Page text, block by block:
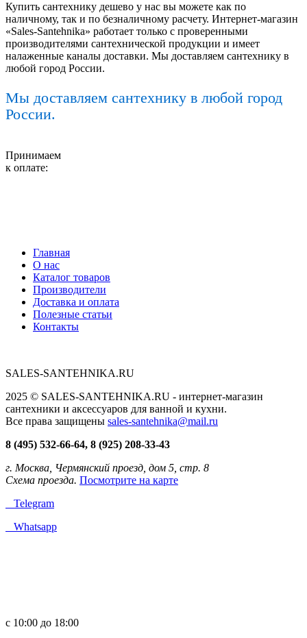
Купить сантехнику дешево у нас вы можете как по
наличному, так и по безналичному расчету. Интернет-магазин
«Sales-Santehnika» работает только с проверенными
производителями сантехнической продукции и имеет
налаженные каналы доставки. Мы доставляем сантехнику в
любой город России.
Мы доставляем сантехнику в любой город
России.
Принимаем
к оплате:
Главная
О нас
Каталог товаров
Производители
Доставка и оплата
Полезные статьи
Контакты
SALES-SANTEHNIKA.RU
2025 © SALES-SANTEHNIKA.RU - интернет-магазин
сантехники и аксессуаров для ванной и кухни.
Все права защищены sales-santehnika@mail.ru
8 (495) 532-66-64, 8 (925) 208-33-43
г. Москва, Чермянский проезд, дом 5, стр. 8
Схема проезда. Посмотрите на карте
Telegram
Whatsapp
с 10:00 до 18:00